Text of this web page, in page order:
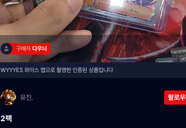
구매자 다우늬
WYYYES 와이스 앱으로 촬영한 인증된 상품입니다
유진. 팔로우
2팩